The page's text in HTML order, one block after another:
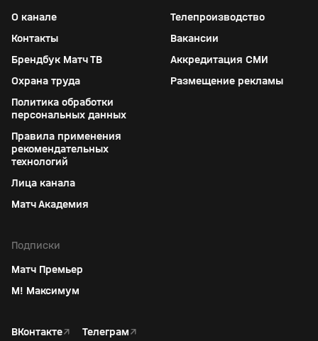
О канале
Контакты
Брендбук Матч ТВ
Охрана труда
Политика обработки
персональных данных
Правила применения
рекомендательных
технологий
Лица канала
Матч Академия
Телепроизводство
Вакансии
Аккредитация СМИ
Размещение рекламы
Подписки
Матч Премьер
М! Максимум
ВКонтакте↗ Телеграм↗